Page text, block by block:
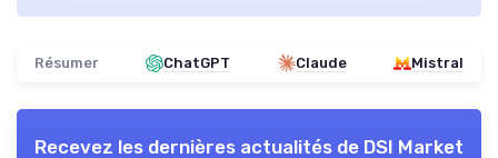
Résumer ChatGPT Claude Mistral
Recevez les dernières actualités de DSI Market